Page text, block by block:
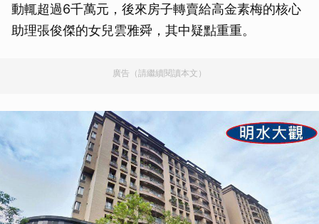
動輒超過6千萬元，後來房子轉賣給高金素梅的核心
助理張俊傑的女兒雲雅舜，其中疑點重重。
廣告（請繼續閱讀本文）